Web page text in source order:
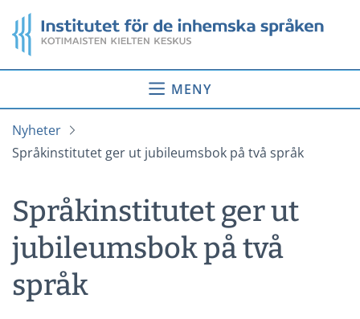
till
innehåll
Startsida
MENY
Nyheter
Språkinstitutet ger ut jubileumsbok på två språk
Språkinstitutet ger ut
jubileumsbok på två
språk